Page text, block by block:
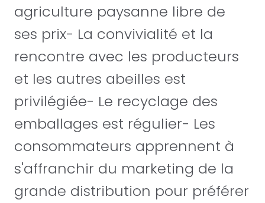
agriculture paysanne libre de
ses prix- La convivialité et la
rencontre avec les producteurs
et les autres abeilles est
privilégiée- Le recyclage des
emballages est régulier- Les
consommateurs apprennent à
s'affranchir du marketing de la
grande distribution pour préférer